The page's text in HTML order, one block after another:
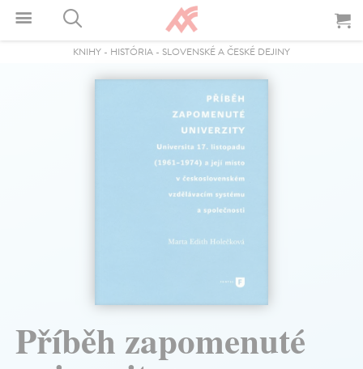
KNIHY - HISTÓRIA - SLOVENSKÉ A ČESKÉ DEJINY
Příběh zapomenuté